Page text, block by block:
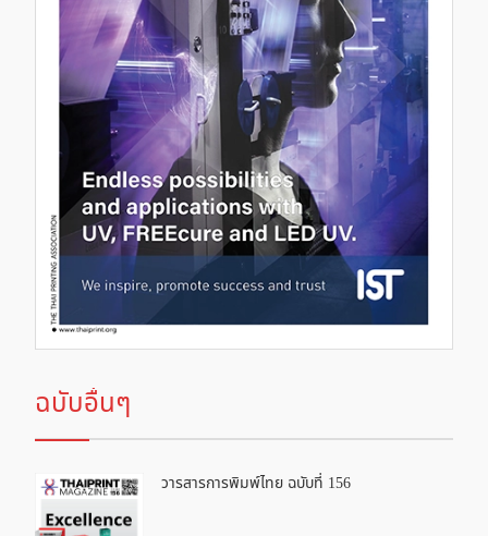
ฉบับอื่นๆ
วารสารการพิมพ์ไทย ฉบับที่ 156